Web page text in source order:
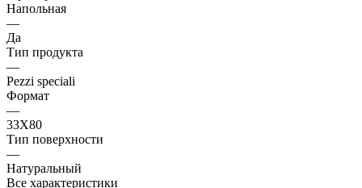
Напольная
—
Да
Тип продукта
—
Pezzi speciali
Формат
—
33X80
Тип поверхности
—
Натуральный
Все характеристики